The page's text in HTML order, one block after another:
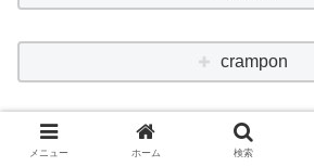
crampon
pure
メニュー ホーム 検索